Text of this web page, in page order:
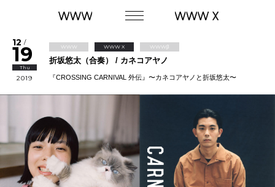
12 /
19
Thu
2019
WWW WWW X WWWβ
折坂悠太（合奏） / カネコアヤノ
『CROSSING CARNIVAL 外伝』〜カネコアヤノと折坂悠太〜